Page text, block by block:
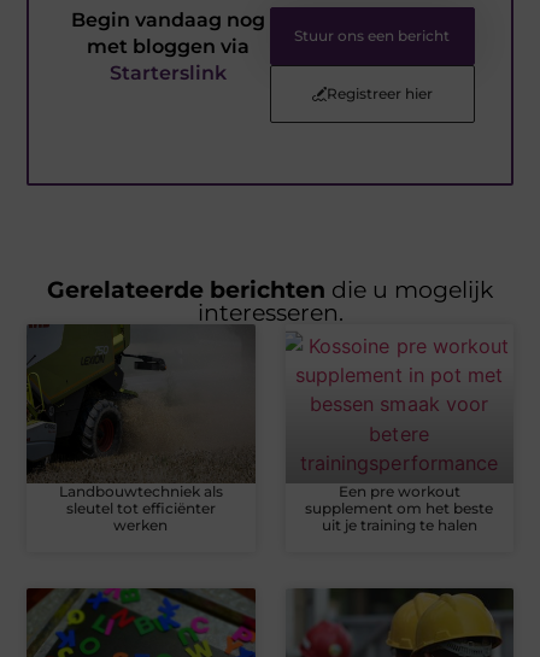
Begin vandaag nog
met bloggen via
Starterslink
Stuur ons een bericht
Registreer hier
Gerelateerde berichten die u mogelijk
interesseren.
Landbouwtechniek als
sleutel tot efficiënter
werken
Een pre workout
supplement om het beste
uit je training te halen